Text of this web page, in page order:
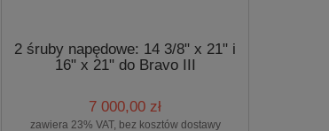
2 śruby napędowe: 14 3/8" x 21" i
16" x 21" do Bravo III
7 000,00 zł
zawiera 23% VAT, bez kosztów dostawy